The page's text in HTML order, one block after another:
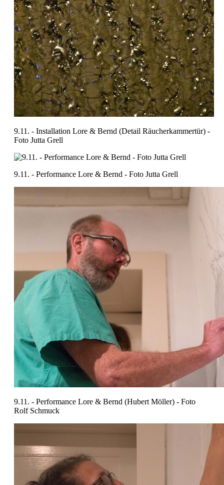
9.11. - Installation Lore & Bernd (Detail Räucherkammertür) -
Foto Jutta Grell
9.11. - Performance Lore & Bernd - Foto Jutta Grell
9.11. - Performance Lore & Bernd (Hubert Möller) - Foto
Rolf Schmuck